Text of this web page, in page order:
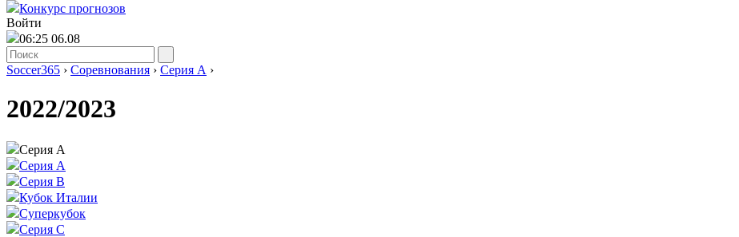
Конкурс прогнозов
Войти
06:25 06.08
Soccer365 › Соревнования › Серия А ›
2022/2023
Серия А
Серия А
Серия B
Кубок Италии
Суперкубок
Серия C